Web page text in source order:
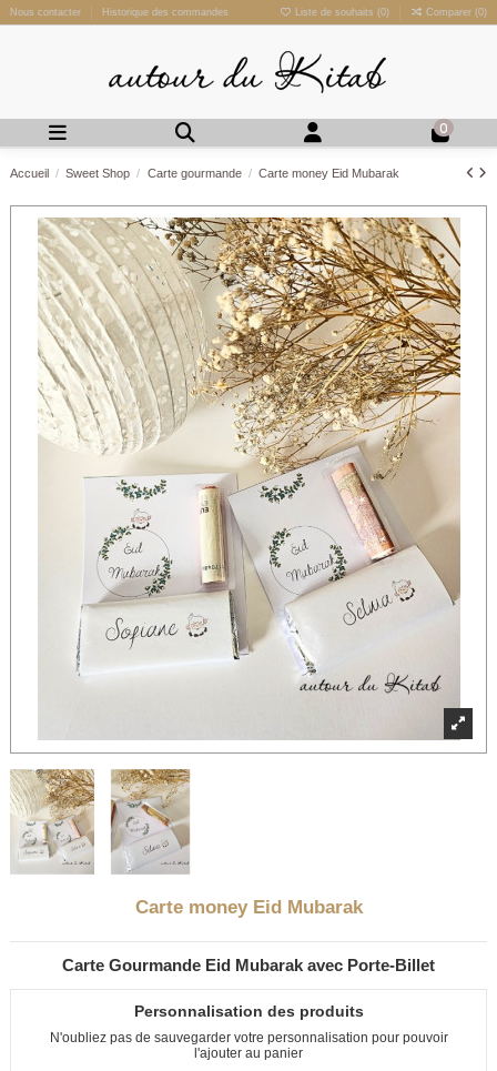
Nous contacter Historique des commandes Liste de souhaits (0) Comparer (0)
0
Accueil Sweet Shop Carte gourmande Carte money Eid Mubarak
Carte money Eid Mubarak
Carte Gourmande Eid Mubarak avec Porte-Billet
Personnalisation des produits
N'oubliez pas de sauvegarder votre personnalisation pour pouvoir
l'ajouter au panier